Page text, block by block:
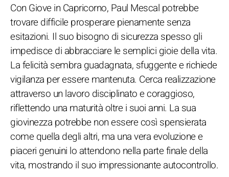
Con Giove in Capricorno, Paul Mescal potrebbe
trovare difficile prosperare pienamente senza
esitazioni. Il suo bisogno di sicurezza spesso gli
impedisce di abbracciare le semplici gioie della vita.
La felicità sembra guadagnata, sfuggente e richiede
vigilanza per essere mantenuta. Cerca realizzazione
attraverso un lavoro disciplinato e coraggioso,
riflettendo una maturità oltre i suoi anni. La sua
giovinezza potrebbe non essere così spensierata
come quella degli altri, ma una vera evoluzione e
piaceri genuini lo attendono nella parte finale della
vita, mostrando il suo impressionante autocontrollo.